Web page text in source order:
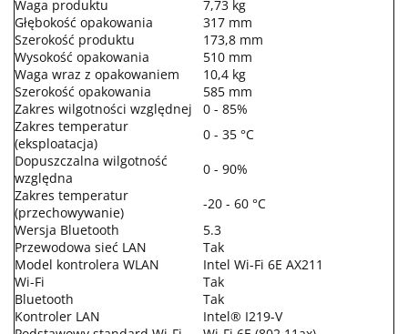
Waga produktu
7,73 kg
Głębokość opakowania
317 mm
Szerokość produktu
173,8 mm
Wysokość opakowania
510 mm
Waga wraz z opakowaniem
10,4 kg
Szerokość opakowania
585 mm
Zakres wilgotności względnej
0 - 85%
Zakres temperatur
(eksploatacja)
0 - 35 °C
Dopuszczalna wilgotność
względna
0 - 90%
Zakres temperatur
(przechowywanie)
-20 - 60 °C
Wersja Bluetooth
5.3
Przewodowa sieć LAN
Tak
Model kontrolera WLAN
Intel Wi-Fi 6E AX211
Wi-Fi
Tak
Bluetooth
Tak
Kontroler LAN
Intel® I219-V